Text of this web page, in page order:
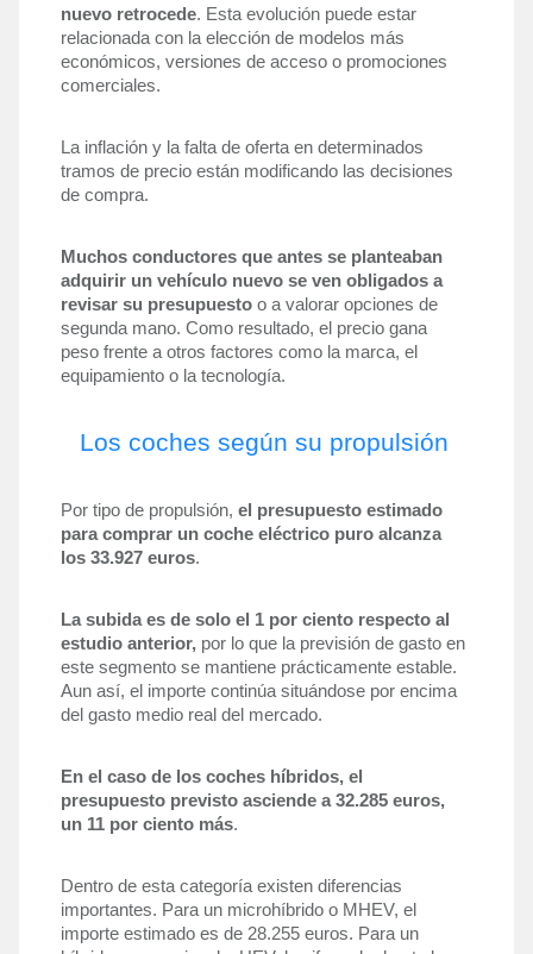
nuevo retrocede. Esta evolución puede estar
relacionada con la elección de modelos más
económicos, versiones de acceso o promociones
comerciales.
La inflación y la falta de oferta en determinados
tramos de precio están modificando las decisiones
de compra.
Muchos conductores que antes se planteaban
adquirir un vehículo nuevo se ven obligados a
revisar su presupuesto o a valorar opciones de
segunda mano. Como resultado, el precio gana
peso frente a otros factores como la marca, el
equipamiento o la tecnología.
Los coches según su propulsión
Por tipo de propulsión, el presupuesto estimado
para comprar un coche eléctrico puro alcanza
los 33.927 euros.
La subida es de solo el 1 por ciento respecto al
estudio anterior, por lo que la previsión de gasto en
este segmento se mantiene prácticamente estable.
Aun así, el importe continúa situándose por encima
del gasto medio real del mercado.
En el caso de los coches híbridos, el
presupuesto previsto asciende a 32.285 euros,
un 11 por ciento más.
Dentro de esta categoría existen diferencias
importantes. Para un microhíbrido o MHEV, el
importe estimado es de 28.255 euros. Para un